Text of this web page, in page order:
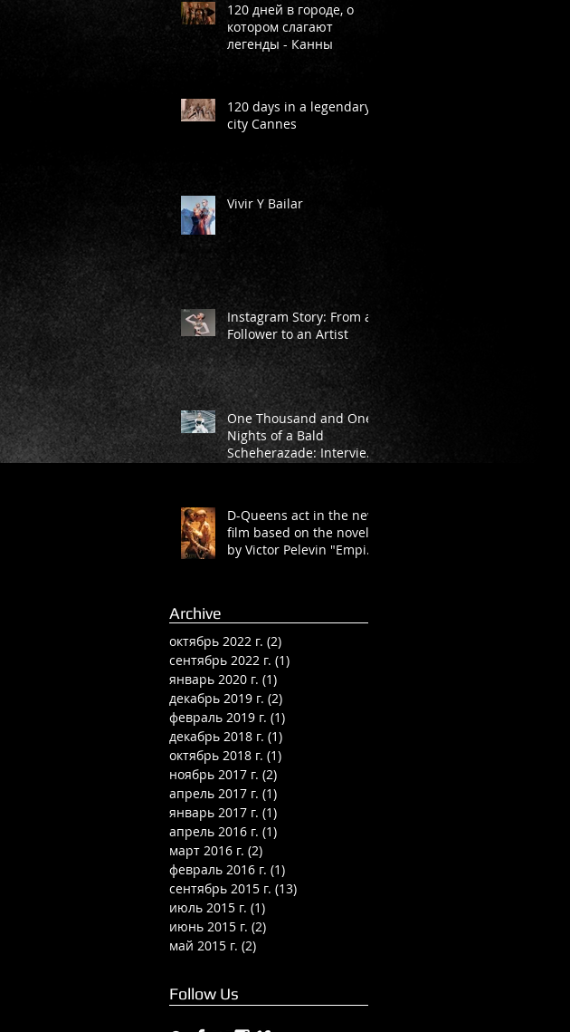
120 дней в городе, о
котором слагают
легенды - Канны
120 days in a legendary
city Cannes
Vivir Y Bailar
Instagram Story: From a
Follower to an Artist
One Thousand and One
Nights of a Bald
Scheherazade: Interview
D-Queens act in the new
film based on the novel
by Victor Pelevin "Empire
Archive
октябрь 2022 г. (2)
сентябрь 2022 г. (1)
январь 2020 г. (1)
декабрь 2019 г. (2)
февраль 2019 г. (1)
декабрь 2018 г. (1)
октябрь 2018 г. (1)
ноябрь 2017 г. (2)
апрель 2017 г. (1)
январь 2017 г. (1)
апрель 2016 г. (1)
март 2016 г. (2)
февраль 2016 г. (1)
сентябрь 2015 г. (13)
июль 2015 г. (1)
июнь 2015 г. (2)
май 2015 г. (2)
Follow Us